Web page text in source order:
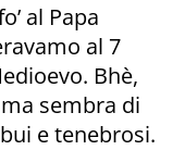
al Papa
al 7
Bhè,
sembra di
e tenebrosi.